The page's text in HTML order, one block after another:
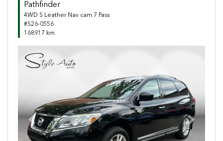
Pathfinder
4WD S Leather Nav cam 7 Pass
#S26-0556
168917 km
Previous Next